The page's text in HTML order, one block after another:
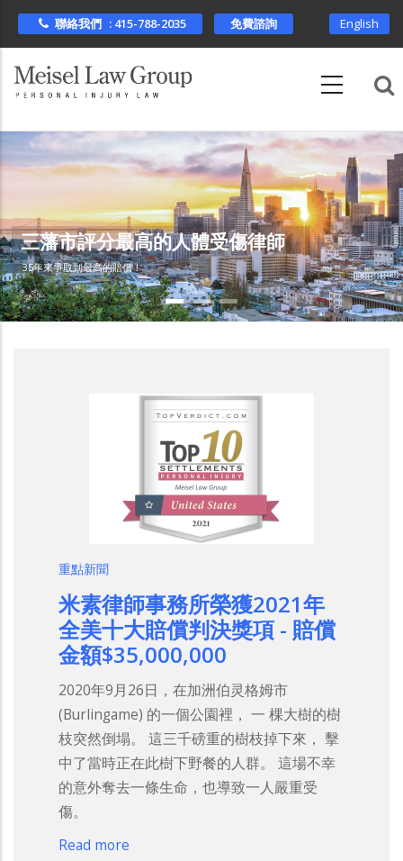
Skip
content
聯絡我們 : 415-788-2035 免費諮詢 English
35年來爭取到最高的賠償！
三藩市評分最高的人體受傷律師
重點新聞
米素律師事務所榮獲2021年
全美十大賠償判決獎項 - 賠償
金額$35,000,000
2020年9月26日，在加洲伯灵格姆市
(Burlingame) 的一個公園裡， 一 棵大樹的樹
枝突然倒塌。 這三千磅重的樹枝掉下來， 擊
中了當時正在此樹下野餐的人群。 這場不幸
的意外奪去一條生命，也導致一人嚴重受
傷。
Read more